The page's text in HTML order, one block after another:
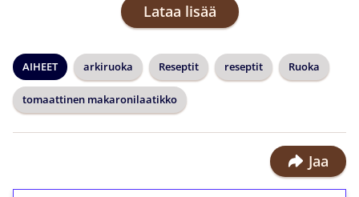
Lataa lisää
AIHEET arkiruoka Reseptit reseptit Ruoka
tomaattinen makaronilaatikko
Jaa